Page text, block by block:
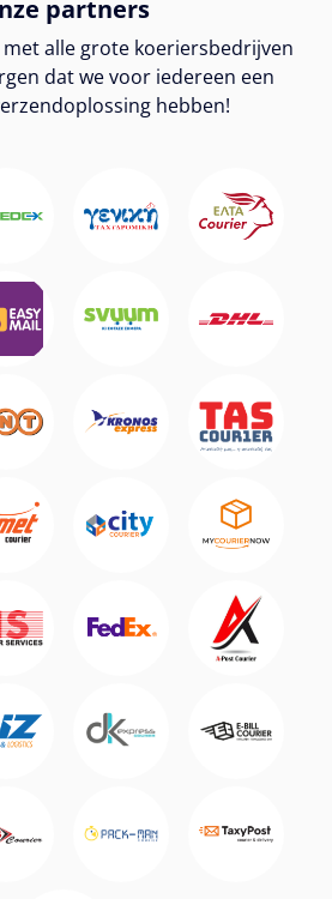
partners
alle grote koeriersbedrijven
dat we voor iedereen een
hebben!